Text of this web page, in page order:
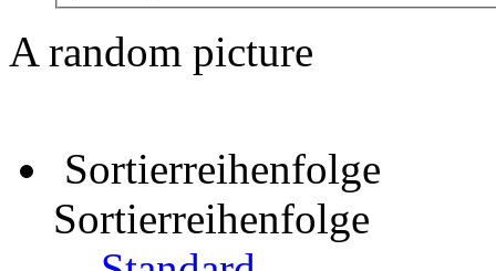
A random picture
Sortierreihenfolge
Sortierreihenfolge